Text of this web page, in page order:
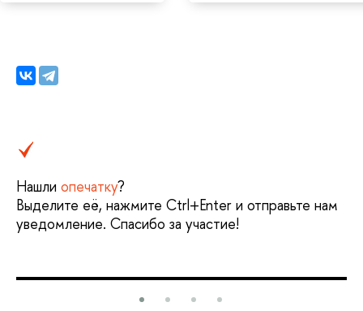
Нашли опечатку?
Выделите её, нажмите Ctrl+Enter и отправьте нам
уведомление. Спасибо за участие!